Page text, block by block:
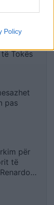
Policydiellor
Tokës
pas
për
të